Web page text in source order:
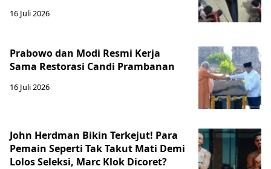
16 Juli 2026
Prabowo dan Modi Resmi Kerja
Sama Restorasi Candi Prambanan
16 Juli 2026
John Herdman Bikin Terkejut! Para
Pemain Seperti Tak Takut Mati Demi
Lolos Seleksi, Marc Klok Dicoret?